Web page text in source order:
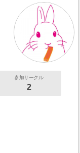
参加サークル
2